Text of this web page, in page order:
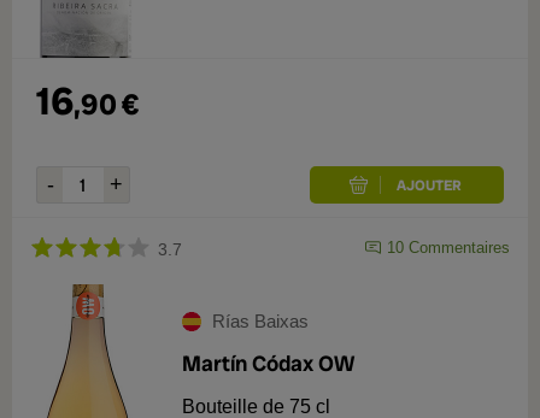
16,90€
3.7 10 Commentaires
Rías Baixas
Martín Códax OW
Bouteille de 75 cl